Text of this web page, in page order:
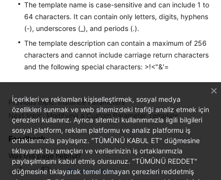
The template name is case-sensitive and can include 1 to
64 characters. It can contain only letters, digits, hyphens
(-), underscores (_), and periods (.).
The template description can contain a maximum of 256
characters and cannot include carriage return characters
and the following special characters: >!<"&'=
Previous topic: Instance Parameters
Next topic: Modifying a Custom Parameter Template
Feedback
Was this page helpful?
Provide feedback
İçerikleri ve reklamları kişiselleştirmek, sosyal medya
özellikleri sunmak ve web sitemizdeki trafiği analiz etmek için
çerezleri kullanırız. Ayrıca sitemizi kullanımınızla ilgili bilgileri
sosyal platform, reklam platformu ve analiz platformu iş
ortaklarımızla paylaşırız. "TÜMÜNÜ KABUL ET" düğmesine
tıklayarak bu amaçları ve verilerinizin iş ortaklarımızla
paylaşılmasını kabul etmiş olursunuz. "TÜMÜNÜ REDDET"
düğmesine tıklayarak temel olmayan çerezleri reddetmiş